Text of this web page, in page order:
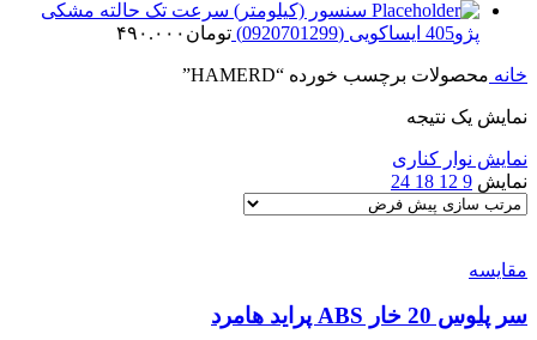
سنسور (کیلومتر) سرعت تک حالته مشکی
پژو405 ایساکویی (0920701299)
تومان ۴۹۰.۰۰۰
خانه محصولات برچسب خورده “HAMERD”
نمایش یک نتیجه
نمایش نوار کناری
نمایش 9
12
18
24
مقایسه
سر پلوس 20 خار ABS پراید هامرد